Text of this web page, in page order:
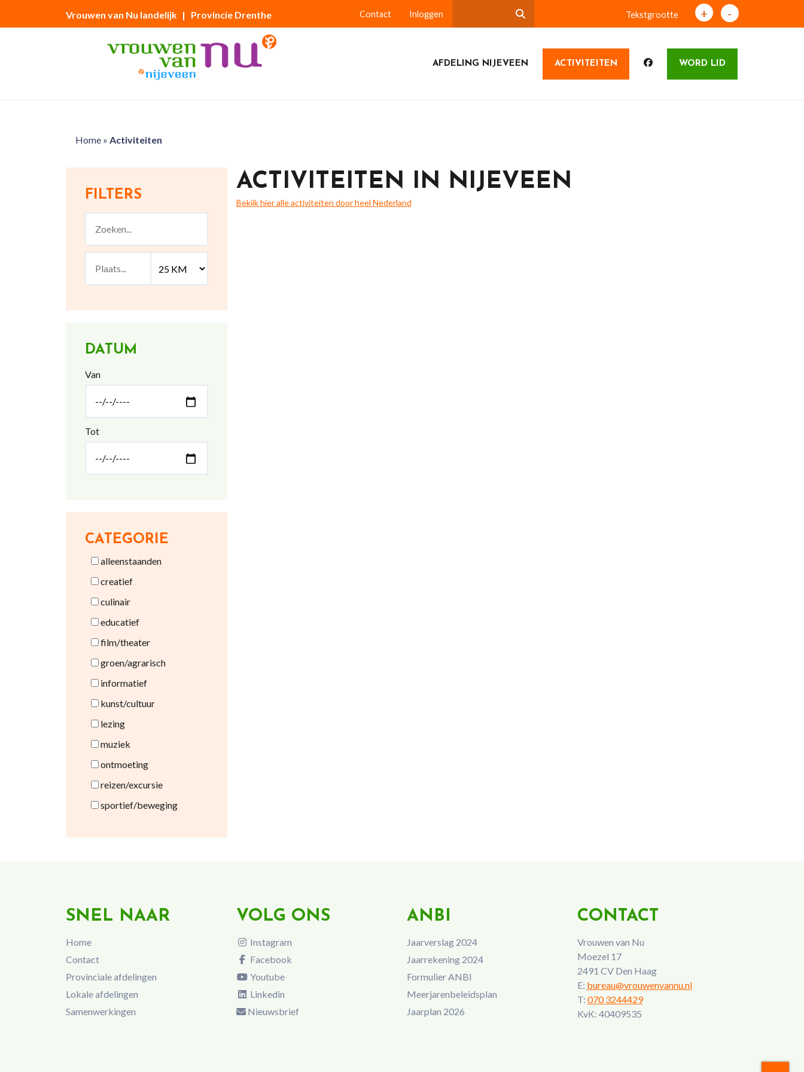
Vrouwen van Nu landelijk | Provincie Drenthe Contact Inloggen Tekstgrootte + -
AFDELING NIJEVEEN ACTIVITEITEN WORD LID
Home» Activiteiten
FILTERS
DATUM
Van
Tot
CATEGORIE
alleenstaanden
creatief
culinair
educatief
film/theater
groen/agrarisch
informatief
kunst/cultuur
lezing
muziek
ontmoeting
reizen/excursie
sportief/beweging
ACTIVITEITEN IN NIJEVEEN
Bekijk hier alle activiteiten door heel Nederland
SNEL NAAR
Home
Contact
Provinciale afdelingen
Lokale afdelingen
Samenwerkingen
VOLG ONS
Instagram
Facebook
Youtube
Linkedin
Nieuwsbrief
ANBI
Jaarverslag 2024
Jaarrekening 2024
Formulier ANBI
Meerjarenbeleidsplan
Jaarplan 2026
CONTACT
Vrouwen van Nu
Moezel 17
2491 CV Den Haag
E: bureau@vrouwenvannu.nl
T: 070 3244429
KvK: 40409535